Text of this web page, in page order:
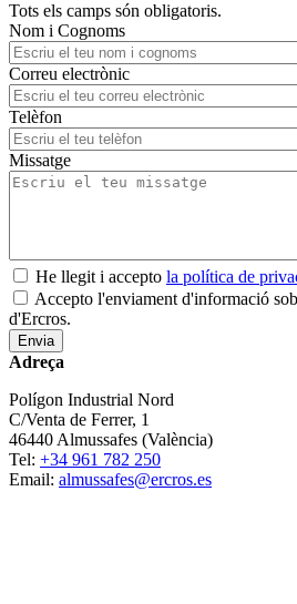
Tots els camps són obligatoris.
Nom i Cognoms
Correu electrònic
Telèfon
Missatge
He llegit i accepto la política de
Accepto l'enviament d'informació
d'Ercros.
Adreça
Polígon Industrial Nord
C/Venta de Ferrer, 1
46440 Almussafes (València)
Tel: +34 961 782 250
Email: almussafes@ercros.es